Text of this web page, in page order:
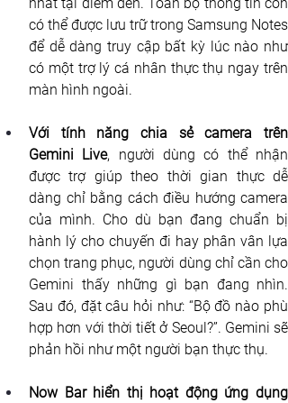
nhất tại điểm đến. Toàn bộ thông tin còn
có thể được lưu trữ trong Samsung Notes
để dễ dàng truy cập bất kỳ lúc nào như
có một trợ lý cá nhân thực thụ ngay trên
màn hình ngoài.
Với tính năng chia sẻ camera trên
Gemini Live, người dùng có thể nhận
được trợ giúp theo thời gian thực dễ
dàng chỉ bằng cách điều hướng camera
của mình. Cho dù bạn đang chuẩn bị
hành lý cho chuyến đi hay phân vân lựa
chọn trang phục, người dùng chỉ cần cho
Gemini thấy những gì bạn đang nhìn.
Sau đó, đặt câu hỏi như: “Bộ đồ nào phù
hợp hơn với thời tiết ở Seoul?”. Gemini sẽ
phản hồi như một người bạn thực thụ.
Now Bar hiển thị hoạt động ứng dụng